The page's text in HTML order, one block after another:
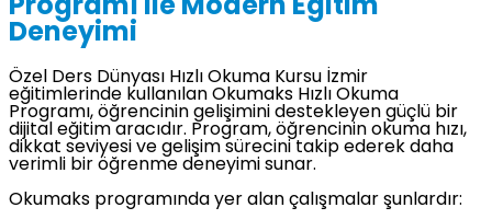
Programı ile Modern Eğitim
Deneyimi
Özel Ders Dünyası Hızlı Okuma Kursu İzmir
eğitimlerinde kullanılan Okumaks Hızlı Okuma
Programı, öğrencinin gelişimini destekleyen güçlü bir
dijital eğitim aracıdır. Program, öğrencinin okuma hızı,
dikkat seviyesi ve gelişim sürecini takip ederek daha
verimli bir öğrenme deneyimi sunar.
Okumaks programında yer alan çalışmalar şunlardır: